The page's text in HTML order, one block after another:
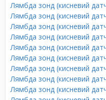
Лямбда зонд (кисневий
Лямбда зонд (кисневий
Лямбда зонд (кисневий
Лямбда зонд (кисневий
Лямбда зонд (кисневий
Лямбда зонд (кисневий
Лямбда зонд (кисневий
Лямбда зонд (кисневий
Лямбда зонд (кисневий